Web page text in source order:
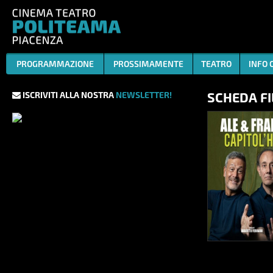
PROGRAMMAZIONE PROSSIMAMENTE TEATRO INFO
ISCRIVITI ALLA NOSTRA NEWSLETTER! SCHEDA